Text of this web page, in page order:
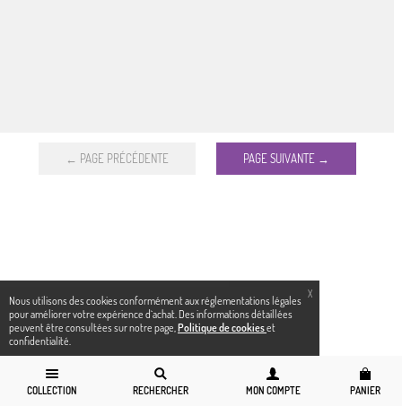
X
Nous utilisons des cookies conformément aux réglementations légales
pour améliorer votre expérience d`achat. Des informations détaillées
peuvent être consultées sur notre page,Politique de cookieset
confidentialité.
COLLECTION RECHERCHER MON COMPTE PANIER
← PAGE PRÉCÉDENTE PAGE SUIVANTE →